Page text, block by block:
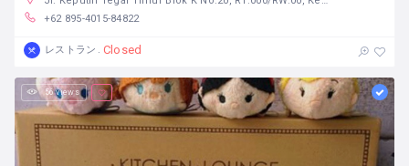
+62 895-4015-84822
レストラン Closed
56 views